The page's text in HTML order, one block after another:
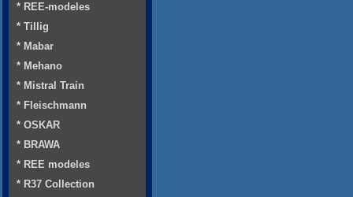
* REE-modeles
* Tillig
* Mabar
* Mehano
* Mistral Train
* Fleischmann
* OSKAR
* BRAWA
* REE modeles
* R37 Collection